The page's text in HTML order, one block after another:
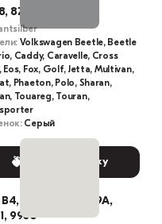
8Z8
Volkswagen Beetle, Beetle
Caddy, Caravelle, Cross
Eos, Fox, Golf, Jetta, Multivan,
Phaeton, Polo, Sharan,
Touareg, Touran,
Серый
Выбрать краску
LB9A, B4B4, B9A,
9930